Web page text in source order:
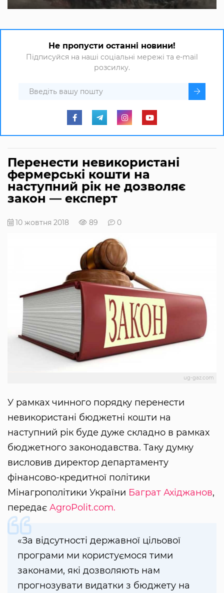
Не пропусти останні новини!
Підписуйся на наші соціальні мережі та e-mail
розсилку.
Перенести невикористані
фермерські кошти на
наступний рік не дозволяє
закон — експерт
10 жовтня 2018 89 0
ug-gaz.com
У рамках чинного порядку перенести
невикористані бюджетні кошти на
наступний рік буде дуже складно в рамках
бюджетного законодавства. Таку думку
висловив директор департаменту
фінансово-кредитної політики
Мінагрополітики України Баграт Ахіджанов,
передає AgroPolit.com.
«За відсутності державної цільової
програми ми користуємося тими
законами, які дозволяють нам
прогнозувати видатки з бюджету на